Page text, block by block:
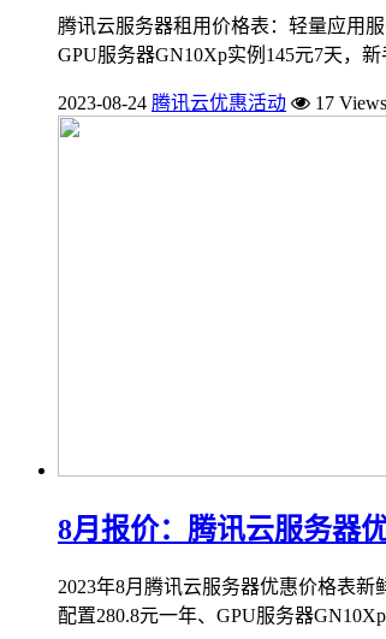
腾讯云服务器租用价格表：轻量应用
GPU服务器GN10Xp实例145元7天，
2023-08-24 腾讯云优惠活动 17 Views
8月报价：腾讯云服务器
2023年8月腾讯云服务器优惠价格表新
配置280.8元一年、GPU服务器